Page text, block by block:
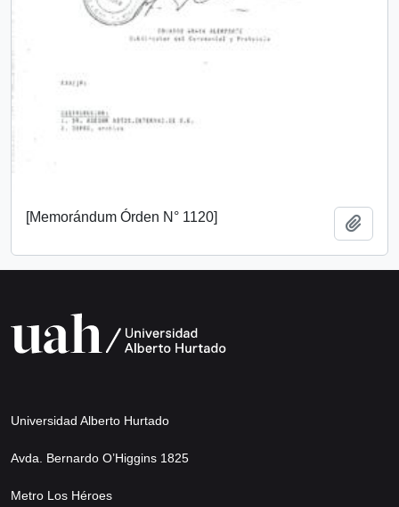
[Memorándum Órden N° 1120]
Universidad Alberto Hurtado
Avda. Bernardo O’Higgins 1825
Metro Los Héroes